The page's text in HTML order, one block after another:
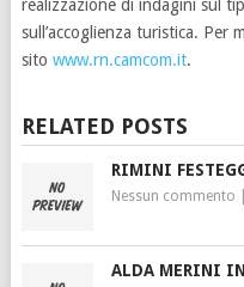
realizzazione di indagini sul
sull’accoglienza turistica. Per
sito www.rn.camcom.it.
RELATED POSTS
RIMINI
Nessun commento
ALDA MERINI